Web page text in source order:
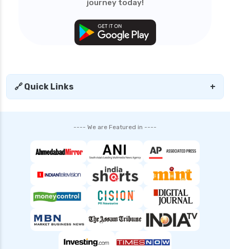
journey today!
🔗 Quick Links +
---- We are Featured in ----